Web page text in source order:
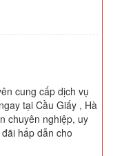
cung cấp dịch vụ
tại Cầu Giấy , Hà
chuyên nghiệp, uy
hấp dẫn cho